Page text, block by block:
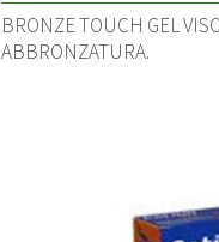
BRONZE TOUCH GEL
ABBRONZATURA.